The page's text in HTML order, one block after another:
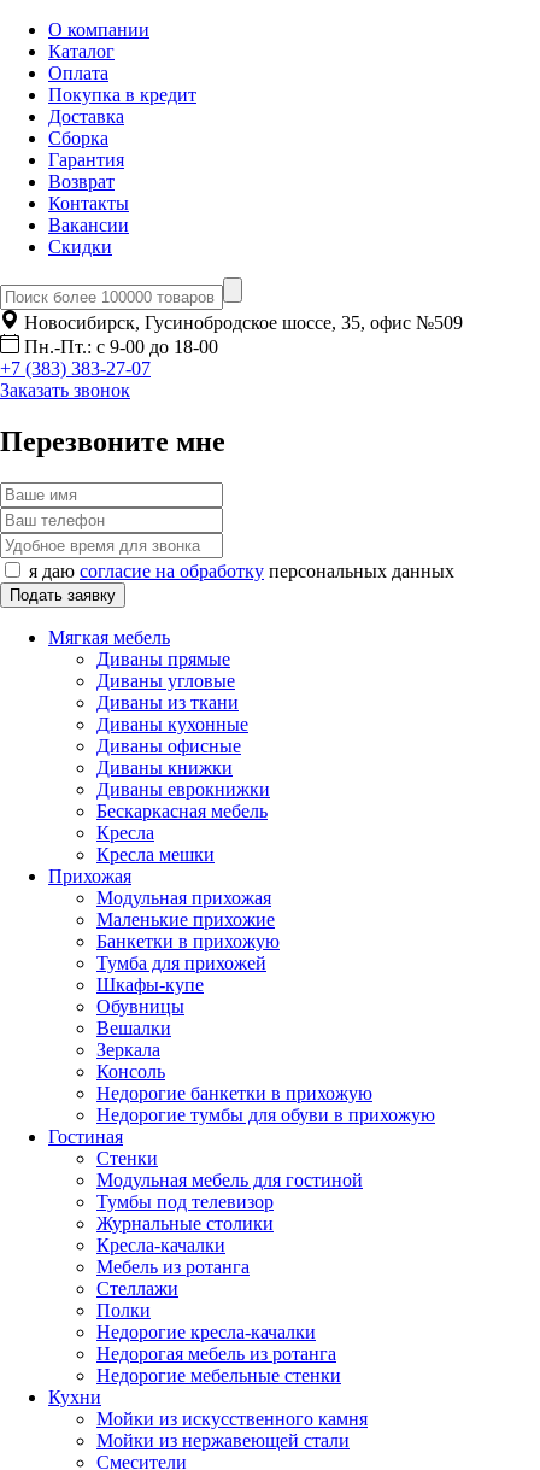
О компании
Каталог
Оплата
Покупка в кредит
Доставка
Сборка
Гарантия
Возврат
Контакты
Вакансии
Скидки
Новосибирск, Гусинобродское шоссе, 35, офис №509
Пн.-Пт.: с 9-00 до 18-00
+7 (383) 383-27-07
Заказать звонок
Перезвоните мне
я даю согласие на обработку персональных данных
Мягкая мебель
Диваны прямые
Диваны угловые
Диваны из ткани
Диваны кухонные
Диваны офисные
Диваны книжки
Диваны еврокнижки
Бескаркасная мебель
Кресла
Кресла мешки
Прихожая
Модульная прихожая
Маленькие прихожие
Банкетки в прихожую
Тумба для прихожей
Шкафы-купе
Обувницы
Вешалки
Зеркала
Консоль
Недорогие банкетки в прихожую
Недорогие тумбы для обуви в прихожую
Гостиная
Стенки
Модульная мебель для гостиной
Тумбы под телевизор
Журнальные столики
Кресла-качалки
Мебель из ротанга
Стеллажи
Полки
Недорогие кресла-качалки
Недорогая мебель из ротанга
Недорогие мебельные стенки
Кухни
Мойки из искусственного камня
Мойки из нержавеющей стали
Смесители